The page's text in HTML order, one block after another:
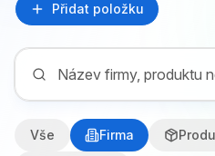
Přidat položku
Vše Firma